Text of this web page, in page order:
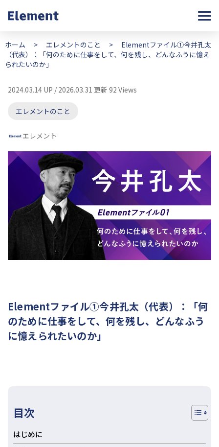
ホーム > エレメントのこと > Elementファイル①今井孔太
（代表）：「何のために仕事をして、何を残し、どんなふうに憶え
られたいのか」
Elementファイル①今井孔太（代表）：「何
のために仕事をして、何を残し、どんなふう
に憶えられたいのか」
2024.03.14 UP / 2026.03.31 更新 92 Views
エレメントのこと
エレメント
目次
はじめに